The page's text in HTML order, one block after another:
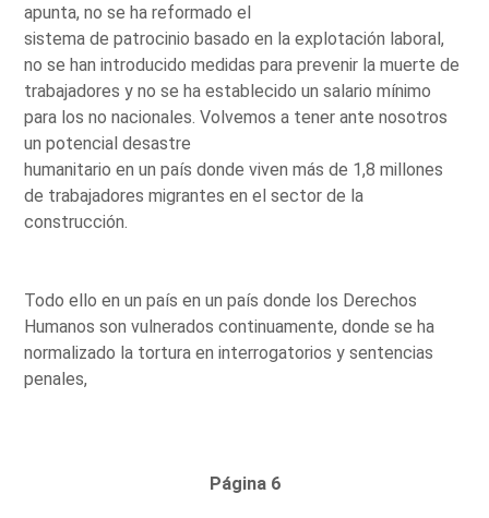
apunta, no se ha reformado el
sistema de patrocinio basado en la explotación laboral,
no se han introducido medidas para prevenir la muerte de
trabajadores y no se ha establecido un salario mínimo
para los no nacionales. Volvemos a tener ante nosotros
un potencial desastre
humanitario en un país donde viven más de 1,8 millones
de trabajadores migrantes en el sector de la
construcción.
Todo ello en un país en un país donde los Derechos
Humanos son vulnerados continuamente, donde se ha
normalizado la tortura en interrogatorios y sentencias
penales,
Página 6